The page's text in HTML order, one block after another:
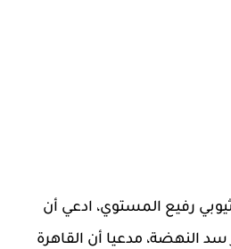
رفيع المستوي، ادعي أن
النهضة، مدعيا أن القاهرة